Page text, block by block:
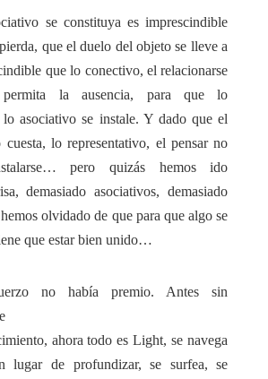
se constituya es imprescindible
que el duelo del objeto se lleve a
que lo conectivo, el relacionarse
permita la ausencia, para que lo
lo asociativo se instale. Y dado que el
lo representativo, el pensar no
pero quizás hemos ido
demasiado asociativos, demasiado
olvidado de que para que algo se
que estar bien unido…
no había premio. Antes sin
ahora todo es Light, se navega
lugar de profundizar, se surfea, se